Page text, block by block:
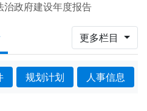
治政府建设年度报告
更多栏目
规划计划 人事信息